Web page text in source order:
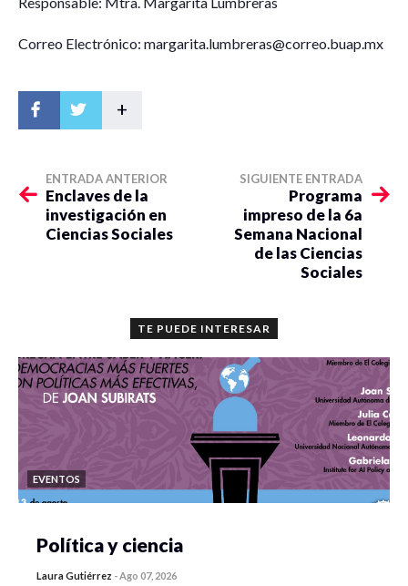
Correo Electrónico: margarita.lumbreras@correo.buap.mx
+
ENTRADA ANTERIOR
Enclaves de la
investigación en
Ciencias Sociales
SIGUIENTE ENTRADA
Programa
impreso de la 6a
Semana Nacional
de las Ciencias
Sociales
TE PUEDE INTERESAR
EVENTOS
Política y ciencia
Laura Gutiérrez -Ago 07, 2026